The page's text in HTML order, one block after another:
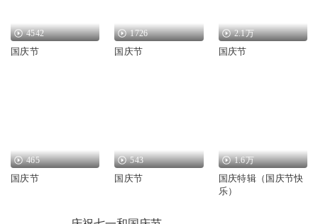
4542
国庆节
1726
国庆节
2.1万
国庆节
465
国庆节
543
国庆节
1.6万
国庆特辑（国庆节快
乐）